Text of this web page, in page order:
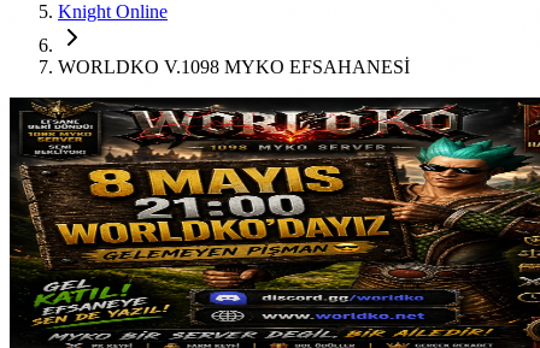
Knight Online
WORLDKO V.1098 MYKO EFSAHANESİ